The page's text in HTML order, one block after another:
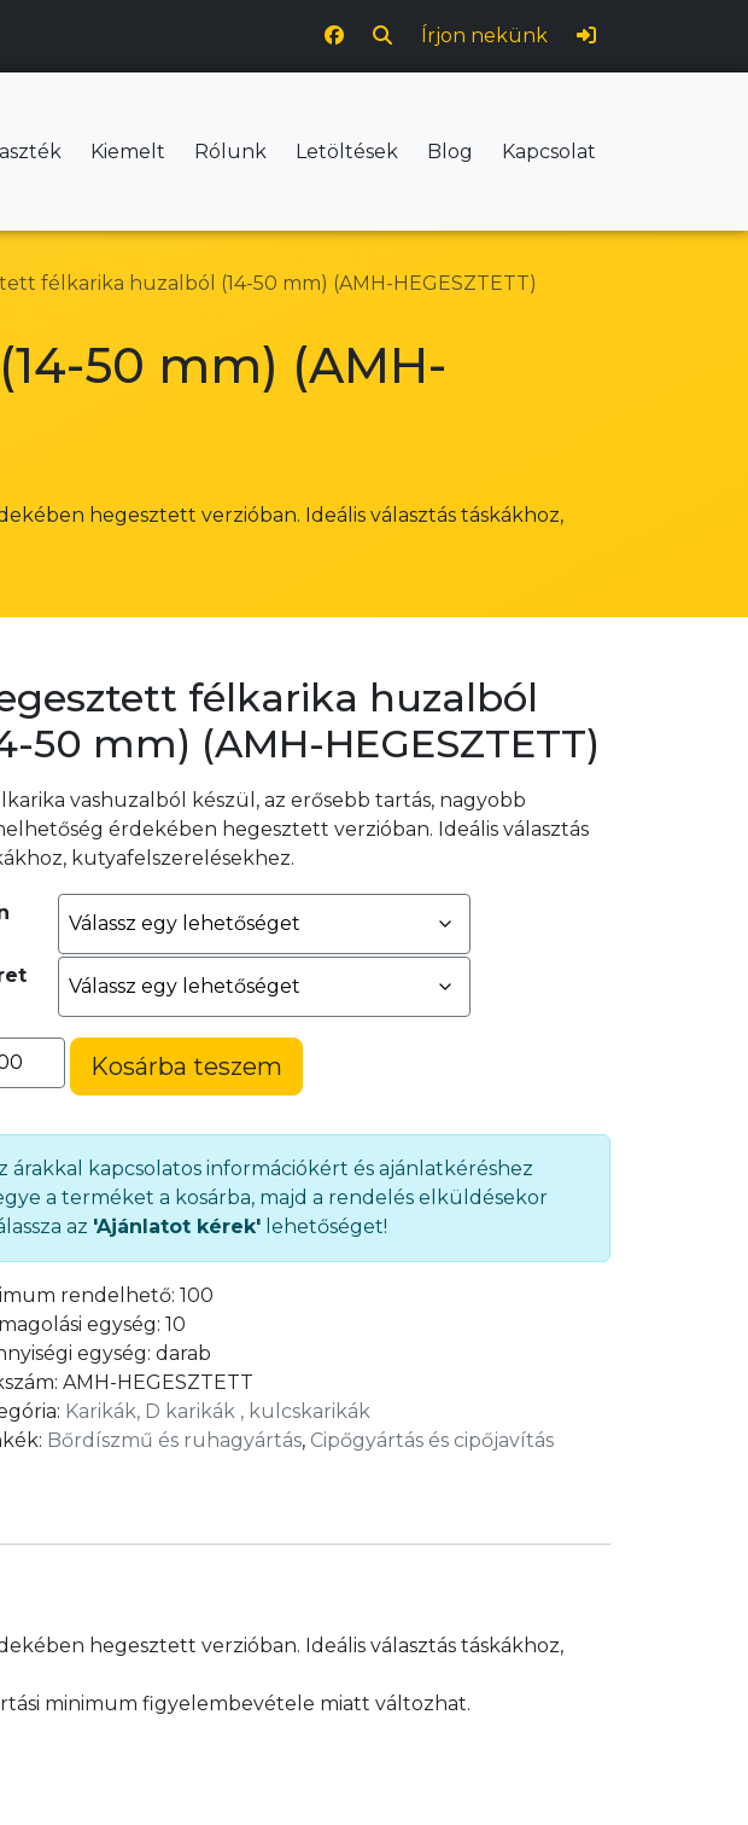
Írjon nekünk
Kiemelt Rólunk Letöltések Blog Kapcsolat
félkarika huzalból (14-50 mm) (AMH-HEGESZTETT)
50 mm) (AMH-
hegesztett verzióban. Ideális választás táskákhoz,
félkarika huzalból
50 mm) (AMH-HEGESZTETT)
vashuzalból készül, az erősebb tartás, nagyobb
érdekében hegesztett verzióban. Ideális választás
kutyafelszerelésekhez.
Kosárba teszem
árakkal kapcsolatos információkért és ajánlatkéréshez
a terméket a kosárba, majd a rendelés elküldésekor
az 'Ajánlatot kérek' lehetőséget!
rendelhető:100
egység:10
egység:darab
AMH-HEGESZTETT
Karikák, D karikák , kulcskarikák
Bőrdíszmű és ruhagyártás, Cipőgyártás és cipőjavítás
hegesztett verzióban. Ideális választás táskákhoz,
minimum figyelembevétele miatt változhat.